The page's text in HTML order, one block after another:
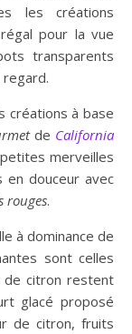
les créations
pour la vue
transparents
regard.
créations à base
de California
merveilles
en douceur avec
rouges.
à dominance de
sont celles
de citron restent
glacé proposé
de citron, fruits